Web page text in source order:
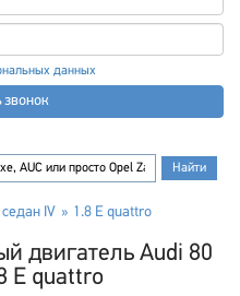
данных
звонок
IV 1.8 E quattro
двигатель Audi 80
E quattro